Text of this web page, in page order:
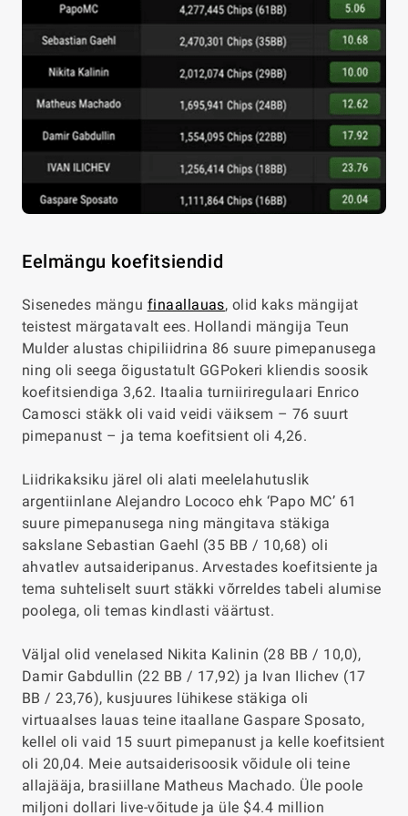
Eelmängu koefitsiendid
Sisenedes mängu finaallauas, olid kaks mängijat
teistest märgatavalt ees. Hollandi mängija Teun
Mulder alustas chipiliidrina 86 suure pimepanusega
ning oli seega õigustatult GGPokeri kliendis soosik
koefitsiendiga 3,62. Itaalia turniiriregulaari Enrico
Camosci stäkk oli vaid veidi väiksem – 76 suurt
pimepanust – ja tema koefitsient oli 4,26.
Liidrikaksiku järel oli alati meelelahutuslik
argentiinlane Alejandro Lococo ehk ‘Papo MC’ 61
suure pimepanusega ning mängitava stäkiga
sakslane Sebastian Gaehl (35 BB / 10,68) oli
ahvatlev autsaideripanus. Arvestades koefitsiente ja
tema suhteliselt suurt stäkki võrreldes tabeli alumise
poolega, oli temas kindlasti väärtust.
Väljal olid venelased Nikita Kalinin (28 BB / 10,0),
Damir Gabdullin (22 BB / 17,92) ja Ivan Ilichev (17
BB / 23,76), kusjuures lühikese stäkiga oli
virtuaalses lauas teine itaallane Gaspare Sposato,
kellel oli vaid 15 suurt pimepanust ja kelle koefitsient
oli 20,04. Meie autsaiderisoosik võidule oli teine
allajääja, brasiillane Matheus Machado. Üle poole
miljoni dollari live-võitude ja üle $4.4 million